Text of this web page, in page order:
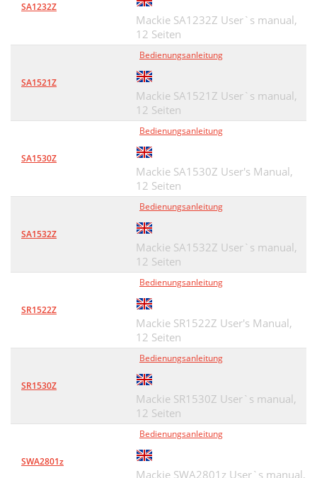
SA1232Z
Mackie SA1232Z User`s manual,
12 Seiten
SA1521Z
Bedienungsanleitung
Mackie SA1521Z User`s manual,
12 Seiten
SA1530Z
Bedienungsanleitung
Mackie SA1530Z User's Manual,
12 Seiten
SA1532Z
Bedienungsanleitung
Mackie SA1532Z User`s manual,
12 Seiten
SR1522Z
Bedienungsanleitung
Mackie SR1522Z User's Manual,
12 Seiten
SR1530Z
Bedienungsanleitung
Mackie SR1530Z User`s manual,
12 Seiten
SWA2801z
Bedienungsanleitung
Mackie SWA2801z User`s manual,